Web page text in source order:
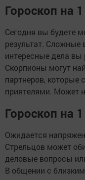
Гороскоп на
Сегодня вы будете
результат. Сложные
интересные дела вы
Скорпионы могут
партнеров, которые
приятелями. Может
Гороскоп на
Ожидается
Стрельцов может
деловые вопросы
В общении с